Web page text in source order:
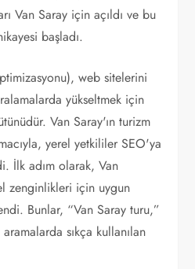
Van Saray için açıldı ve bu
başladı.
web sitelerini
yükseltmek için
Van Saray'ın turizm
yerel yetkililer SEO'ya
İlk adım olarak, Van
zenginlikleri için uygun
Bunlar, “Van Saray turu,”
sıkça kullanılan